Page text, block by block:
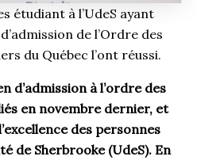
étudiant à l’UdeS ayant
de l’Ordre des
du Québec l’ont réussi.
d’admission à l’ordre des
en novembre dernier, et
des personnes
de Sherbrooke (UdeS). En